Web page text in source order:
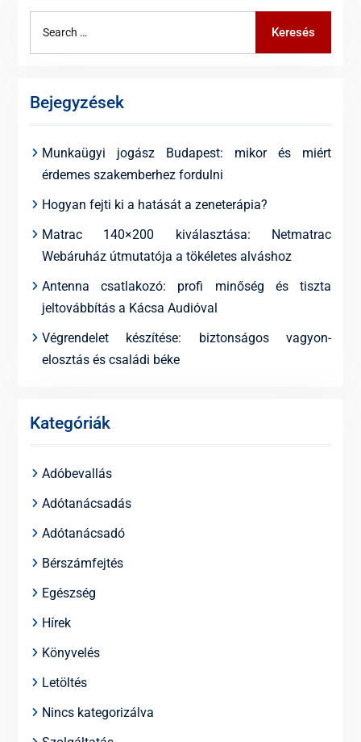
Keresés
Bejegyzések
Munkaügyi jogász Budapest: mikor és miért
érdemes szakemberhez fordulni
Hogyan fejti ki a hatását a zeneterápia?
Matrac 140×200 kiválasztása: Netmatrac
Webáruház útmutatója a tökéletes alváshoz
Antenna csatlakozó: profi minőség és tiszta
jeltovábbítás a Kácsa Audióval
Végrendelet készítése: biztonságos vagyon-
elosztás és családi béke
Kategóriák
Adóbevallás
Adótanácsadás
Adótanácsadó
Bérszámfejtés
Egészség
Hírek
Könyvelés
Letöltés
Nincs kategorizálva